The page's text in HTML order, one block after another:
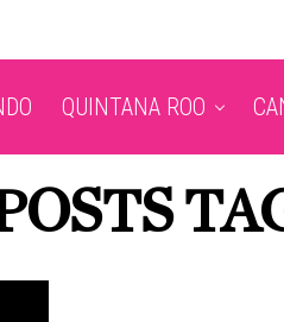
QUINTANA ROO